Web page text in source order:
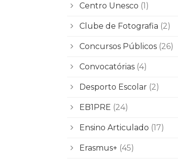
Centro Unesco (1)
Clube de Fotografia (2)
Concursos Públicos (26)
Convocatórias (4)
Desporto Escolar (2)
EB1PRE (24)
Ensino Articulado (17)
Erasmus+ (45)